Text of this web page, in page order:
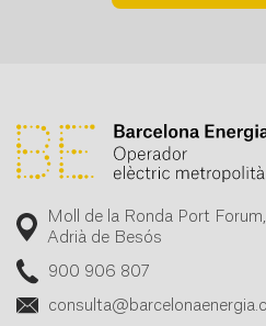
Moll de la Ronda Port
Adrià de Besós
900 906 807